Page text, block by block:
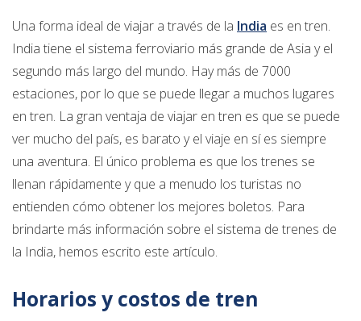
Una forma ideal de viajar a través de la India es en tren.
India tiene el sistema ferroviario más grande de Asia y el
segundo más largo del mundo. Hay más de 7000
estaciones, por lo que se puede llegar a muchos lugares
en tren. La gran ventaja de viajar en tren es que se puede
ver mucho del país, es barato y el viaje en sí es siempre
una aventura. El único problema es que los trenes se
llenan rápidamente y que a menudo los turistas no
entienden cómo obtener los mejores boletos. Para
brindarte más información sobre el sistema de trenes de
la India, hemos escrito este artículo.
Horarios y costos de tren